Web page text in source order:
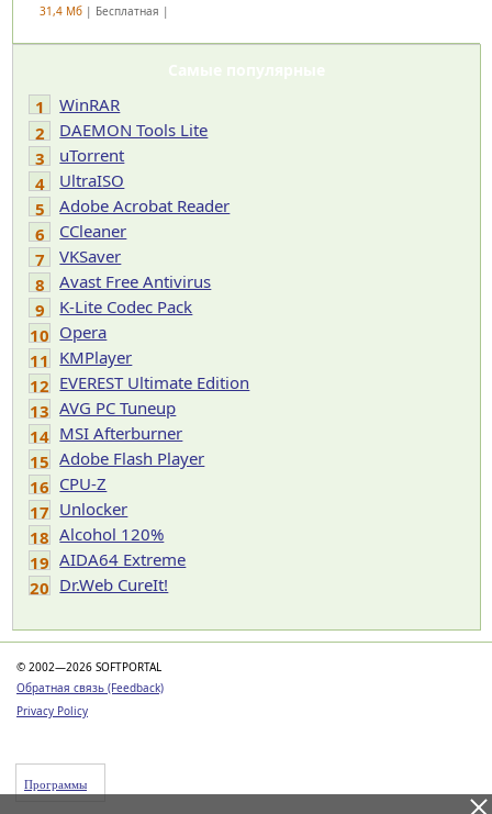
31,4 Мб| Бесплатная |
Самые популярные
1
WinRAR
2
DAEMON Tools Lite
3
uTorrent
4
UltraISO
5
Adobe Acrobat Reader
6
CCleaner
7
VKSaver
8
Avast Free Antivirus
9
K-Lite Codec Pack
10 Opera
11 KMPlayer
12 EVEREST Ultimate Edition
13 AVG PC Tuneup
14 MSI Afterburner
15 Adobe Flash Player
16 CPU-Z
17 Unlocker
18 Alcohol 120%
19 AIDA64 Extreme
20 Dr.Web CureIt!
© 2002—2026 SOFTPORTAL
Обратная связь (Feedback)
Privacy Policy
Программы